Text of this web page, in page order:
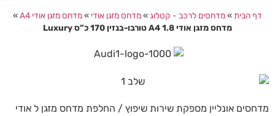
דף הבית »מדחסים לרכב - קטלוג »מדחס מזגן אודי »מדחס מזגן אודי A4
»
מדחס מזגן אודי A4 1.8 טורבו-בנזין 170 כ”ס Luxury
מדחסים אונליין מספקת שירות שיפוץ / החלפת מדחס מזגן ל אודי